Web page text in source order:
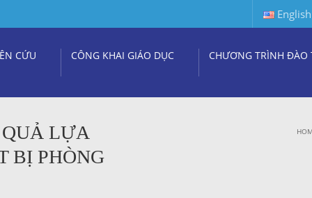
English
CỨU CÔNG KHAI GIÁO DỤC CHƯƠNG TRÌNH ĐÀO
LỰA
BỊ PHÒNG